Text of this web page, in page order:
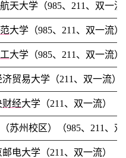
天大学（985、211、双一流
大学（985、211、双一流）
大学（985、211、双一流）
贸易大学（211、双一流）
财经大学（211、双一流）
苏州校区）（985、211、
电大学（211、双一流）